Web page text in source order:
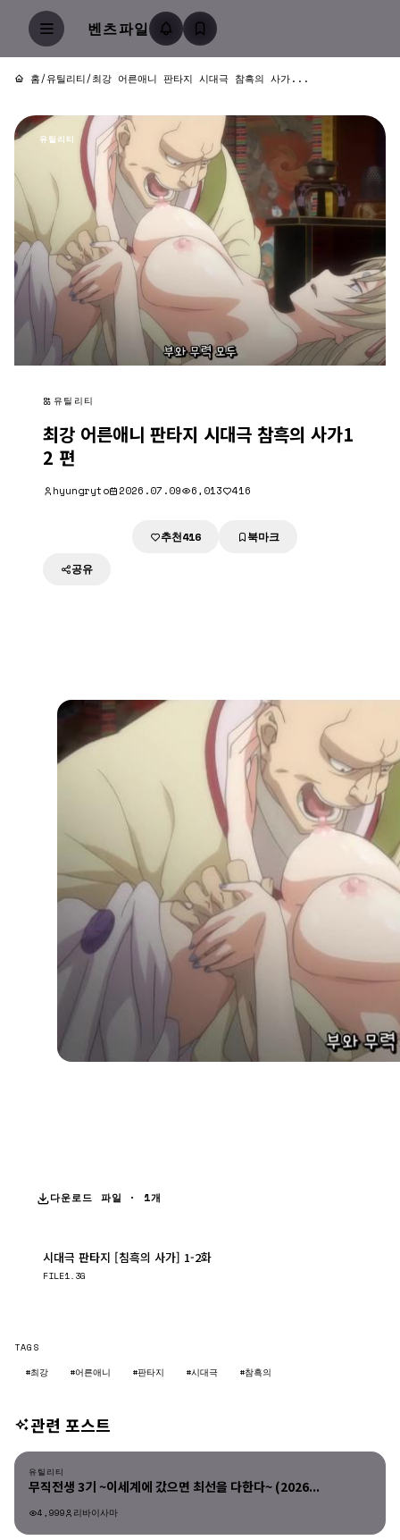
벤츠파일
홈/유틸리티/최강 어른애니 판타지 시대극 참흑의 사가...
유틸리티
유틸리티
최강 어른애니 판타지 시대극 참흑의 사가1
2 편
hyungryto 2026.07.09 6,013 416
추천416 북마크
공유
다운로드 파일 · 1개
시대극 판타지 [침흑의 사가] 1-2화
FILE1.3G
TAGS
#최강
#어른애니 #판타지 #시대극 #참흑의
관련 포스트
유틸리티
유틸리티
무직전생 3기 ~이세계에 갔으면 최선을 다한다~ (2026...
4,999 리바이사마
유틸리티